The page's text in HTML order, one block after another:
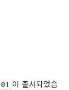
이 출시되었습